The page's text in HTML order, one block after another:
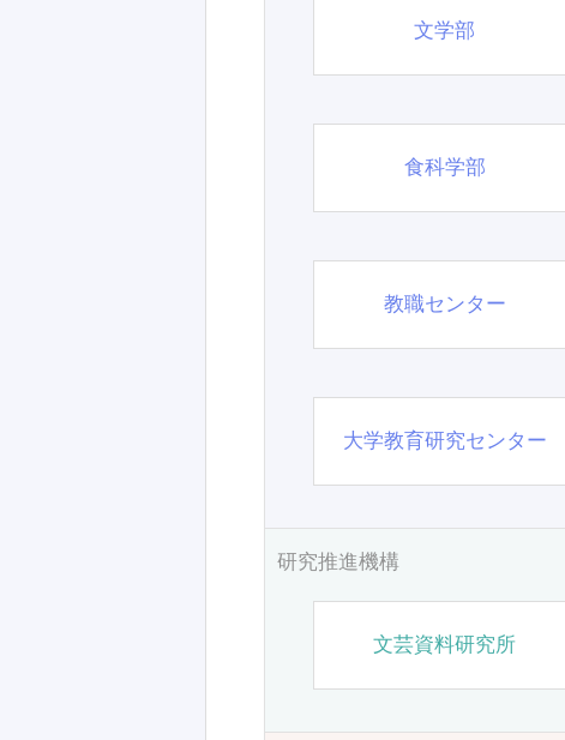
文学部
食科学部
教職センター
大学教育研究センター
研究推進機構
文芸資料研究所